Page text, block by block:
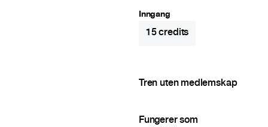
Inngang
15credits
Tren uten medlemskap
Fungerer som